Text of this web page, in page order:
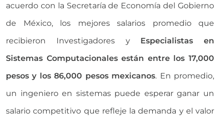
acuerdo con la Secretaría de Economía del Gobierno
de México, los mejores salarios promedio que
recibieron Investigadores y Especialistas en
Sistemas Computacionales están entre los 17,000
pesos y los 86,000 pesos mexicanos. En promedio,
un ingeniero en sistemas puede esperar ganar un
salario competitivo que refleje la demanda y el valor